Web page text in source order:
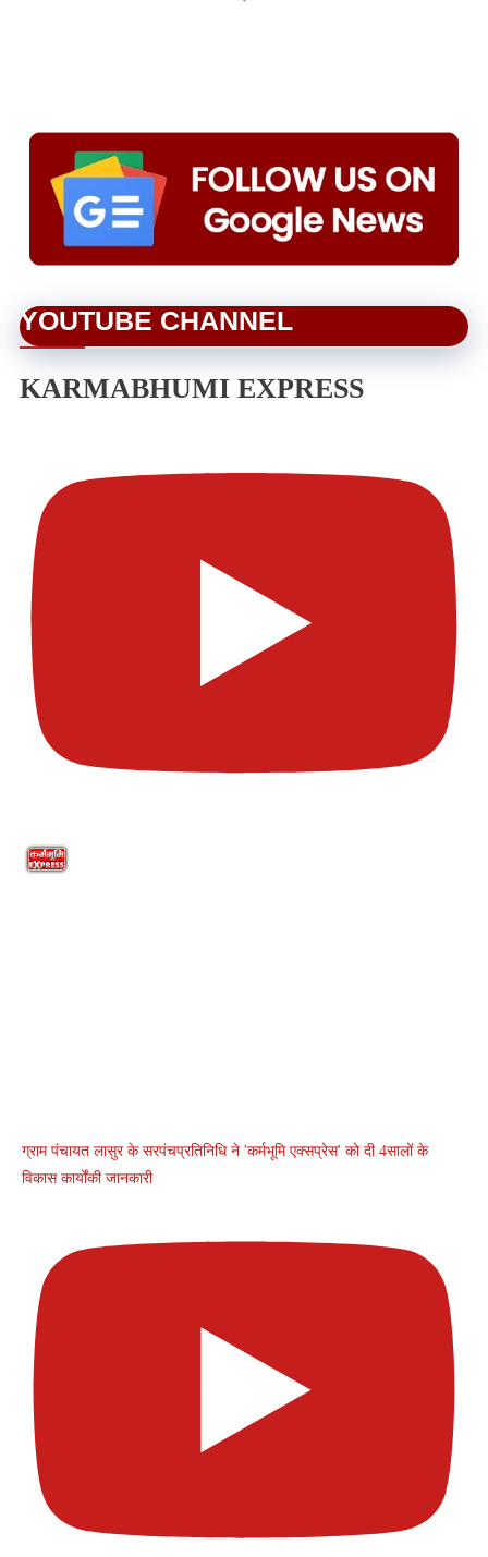
YOUTUBE CHANNEL
KARMABHUMI EXPRESS
ग्राम पंचायत लासुर के सरपंचप्रतिनिधि ने 'कर्मभूमि एक्सप्रेस' को दी 4सालों के
विकास कार्योंकी जानकारी